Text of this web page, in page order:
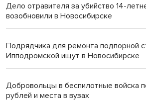
Дело отравителя за убийство 14-
возобновили в Новосибирске
Подрядчика для ремонта подпорной
Ипподромской ищут в Новосибирске
Добровольцы в беспилотные войска
рублей и места в вузах